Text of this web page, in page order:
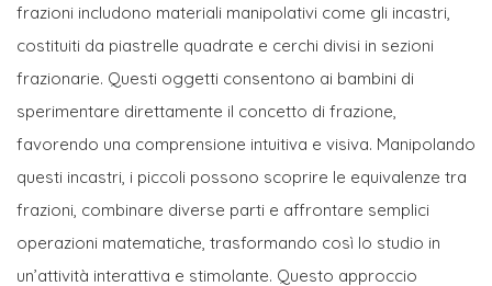
frazioni includono materiali manipolativi come gli incastri,
costituiti da piastrelle quadrate e cerchi divisi in sezioni
frazionarie. Questi oggetti consentono ai bambini di
sperimentare direttamente il concetto di frazione,
favorendo una comprensione intuitiva e visiva. Manipolando
questi incastri, i piccoli possono scoprire le equivalenze tra
frazioni, combinare diverse parti e affrontare semplici
operazioni matematiche, trasformando così lo studio in
un’attività interattiva e stimolante. Questo approccio